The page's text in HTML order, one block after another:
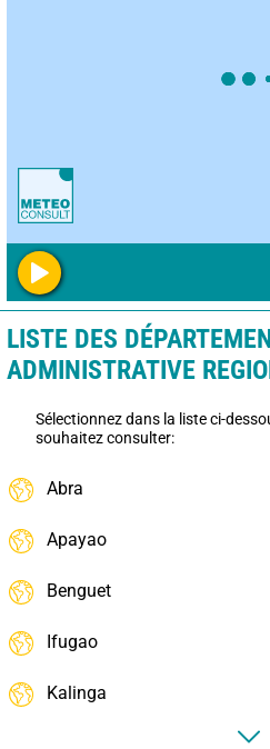
LISTE DES
ADMINISTRATIVE
Sélectionnez dans la liste ci-
souhaitez consulter:
Abra
Apayao
Benguet
Ifugao
Kalinga